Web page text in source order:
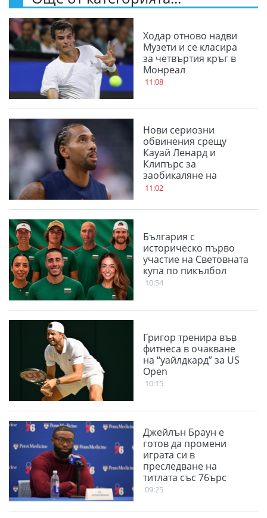
Ходар отново надви
Музети и се класира
за четвъртия кръг в
Монреал
11:08
Нови сериозни
обвинения срещу
Кауай Ленард и
Клипърс за
заобикаляне на
тавана на заплатите
11:02
България с
историческо първо
участие на Световната
купа по пикълбол
10:54
Григор тренира във
фитнеса в очакване
на “уайлдкард” за US
Open
10:15
Джейлън Браун е
готов да промени
играта си в
преследване на
титлата със 76ърс
09:25